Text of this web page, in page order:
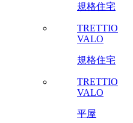
規格住宅
TRETTIO
VALO
規格住宅
TRETTIO
VALO
平屋